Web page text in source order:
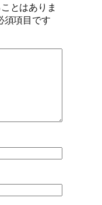
とはありま
須項目です